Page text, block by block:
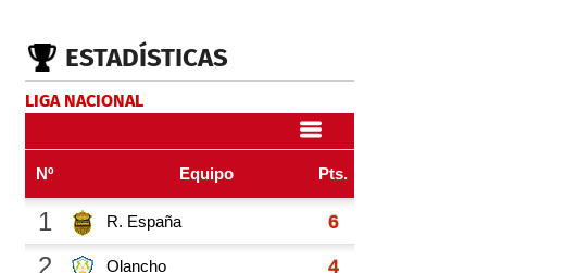
ESTADÍSTICAS
LIGA NACIONAL